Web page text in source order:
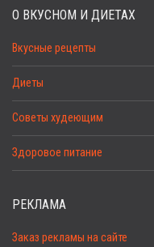
О ВКУСНОМ И ДИЕТАХ
Вкусные рецепты
Диеты
Советы худеющим
Здоровое питание
РЕКЛАМА
Заказ рекламы на сайте